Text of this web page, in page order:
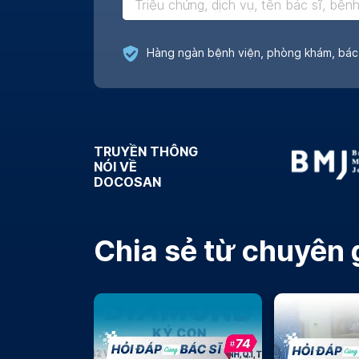
Đánh giá chân thật
TRUYỀN THÔNG
NÓI VỀ
DOCOSAN
Chia sẻ từ chuyên